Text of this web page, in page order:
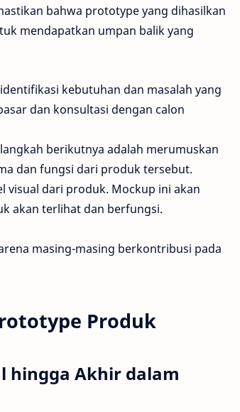
bahwa prototype yang dihasilkan
mendapatkan umpan balik yang
kebutuhan dan masalah yang
dan konsultasi dengan calon
berikutnya adalah merumuskan
dan fungsi dari produk tersebut.
visual dari produk. Mockup ini akan
akan terlihat dan berfungsi.
masing-masing berkontribusi pada
Produk
hingga Akhir dalam